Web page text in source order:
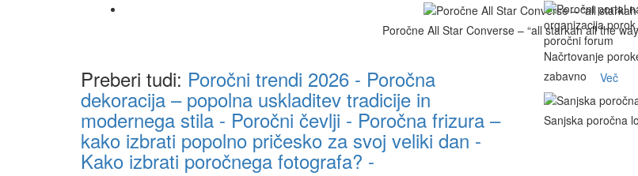
Poročne All Star Converse – “all starkah all the
Preberi tudi: Poročni trendi 2026 - Poročna
dekoracija – popolna uskladitev tradicije in
modernega stila - Poročni čevlji - Poročna frizura –
kako izbrati popolno pričesko za svoj veliki dan -
Kako izbrati poročnega fotografa? -
Načrtovanje
zabavno
Več
Sanjska poročna